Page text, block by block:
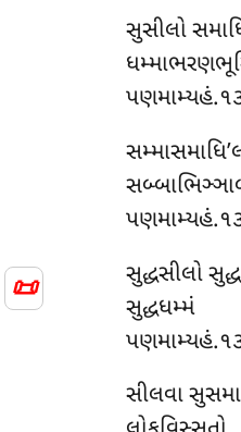
📜
સુસીલો
સુદ્ધસીલો
સીલવા